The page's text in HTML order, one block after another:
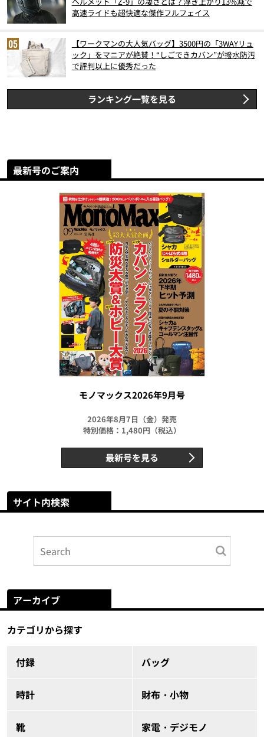
高速ライドも超快適な傑作フルフェイス
【ワークマンの大人気バッグ】3500円の「3WAYリュ
ック」をマニアが絶賛！“しごできカバン”が撥水防汚
で評判以上に優秀だった
ランキング一覧を見る
最新号のご案内
モノマックス2026年9月号
2026年8月7日（金）発売
特別価格：1,480円（税込）
最新号を見る
サイト内検索
アーカイブ
カテゴリから探す
付録 バッグ
時計 財布・小物
靴 家電・デジモノ